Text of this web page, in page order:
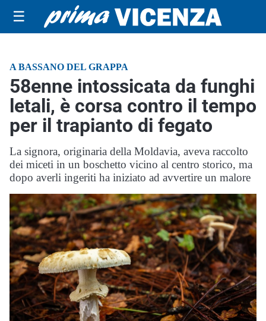
☰
A BASSANO DEL GRAPPA
58enne intossicata da funghi
letali, è corsa contro il tempo
per il trapianto di fegato
La signora, originaria della Moldavia, aveva raccolto
dei miceti in un boschetto vicino al centro storico, ma
dopo averli ingeriti ha iniziato ad avvertire un malore